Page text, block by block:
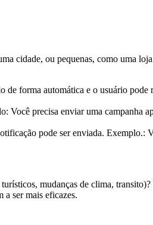
cidade, ou pequenas, como uma
de forma automática e o usuário
Você precisa enviar uma campanha
pode ser enviada. Exemplo.:
mudanças de clima,
a ser mais eficazes.